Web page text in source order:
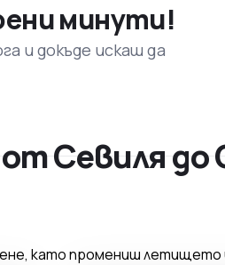
минути!
и докъде искаш да
Севиля до
като промениш летището